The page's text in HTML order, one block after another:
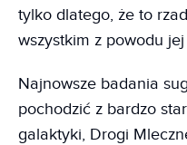
tylko dlatego, że to
wszystkim z powodu
Najnowsze badania
pochodzić z bardzo
galaktyki, Drogi